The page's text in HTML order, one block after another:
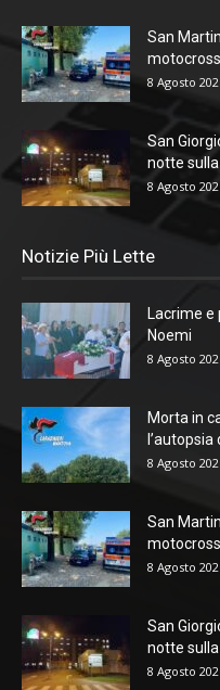
San
8 Agosto
San
notte sulla
8 Agosto
Notizie Più Lette
Lacrime e
Noemi
8 Agosto
Morta in
8 Agosto
San
8 Agosto
San
notte sulla
8 Agosto